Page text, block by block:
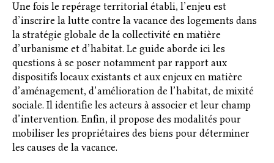
Une fois le repérage territorial établi, l’enjeu est
d’inscrire la lutte contre la vacance des logements dans
la stratégie globale de la collectivité en matière
d’urbanisme et d’habitat. Le guide aborde ici les
questions à se poser notamment par rapport aux
dispositifs locaux existants et aux enjeux en matière
d’aménagement, d’amélioration de l’habitat, de mixité
sociale. Il identifie les acteurs à associer et leur champ
d’intervention. Enfin, il propose des modalités pour
mobiliser les propriétaires des biens pour déterminer
les causes de la vacance.